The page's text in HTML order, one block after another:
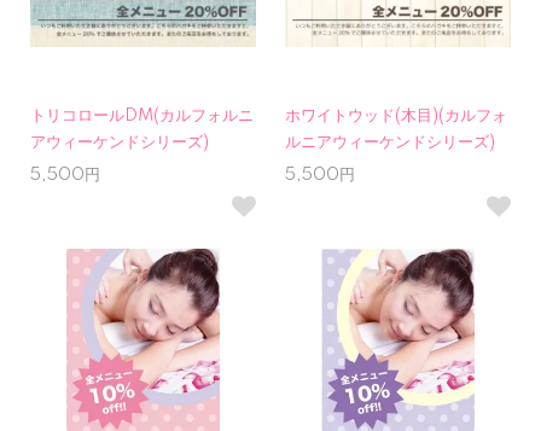
トリコロールDM(カルフォルニ
アウィーケンドシリーズ)
5,500円
ホワイトウッド(木目)(カルフォ
ルニアウィーケンドシリーズ)
5,500円